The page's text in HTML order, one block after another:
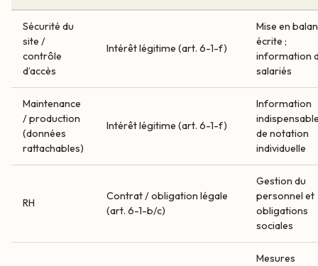
Sécurité du
site /
contrôle
d’accès
Intérêt légitime (art. 6-1-f)
Mise en
écrite ;
information
salariés
Maintenance
/ production
(données
rattachables)
Intérêt légitime (art. 6-1-f)
Information
de notation
individuelle
RH
Contrat / obligation légale
(art. 6-1-b/c)
Gestion du
personnel et
obligations
sociales
Mesures